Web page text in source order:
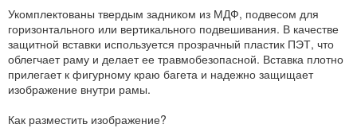
Укомплектованы твердым задником из МДФ, подвесом для
горизонтального или вертикального подвешивания. В качестве
защитной вставки используется прозрачный пластик ПЭТ, что
облегчает раму и делает ее травмобезопасной. Вставка плотно
прилегает к фигурному краю багета и надежно защищает
изображение внутри рамы.
Как разместить изображение?